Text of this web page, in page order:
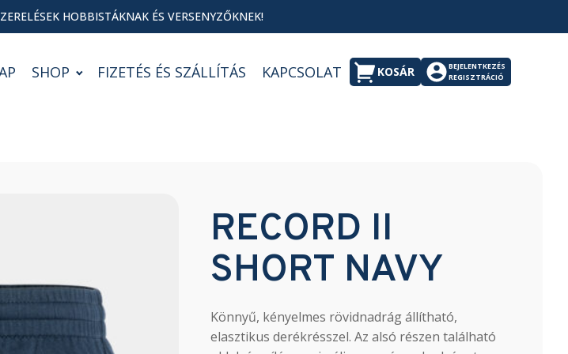
HOBBISTÁKNAK ÉS VERSENYZŐKNEK!
SHOP FIZETÉS ÉS SZÁLLÍTÁS KAPCSOLAT KOSÁR
BEJELENTKEZÉS
REGISZTRÁCIÓ
RECORD II
SHORT NAVY
Könnyű, kényelmes rövidnadrág állítható,
elasztikus derékrésszel. Az alsó részen található